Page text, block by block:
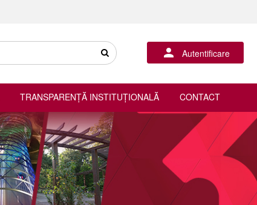
Autentificare
TRANSPARENȚĂ INSTITUȚIONALĂ CONTACT